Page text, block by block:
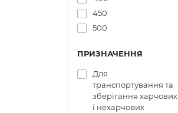
450
500
ПРИЗНАЧЕННЯ
Для
транспортування та
зберігання харчових
і нехарчових